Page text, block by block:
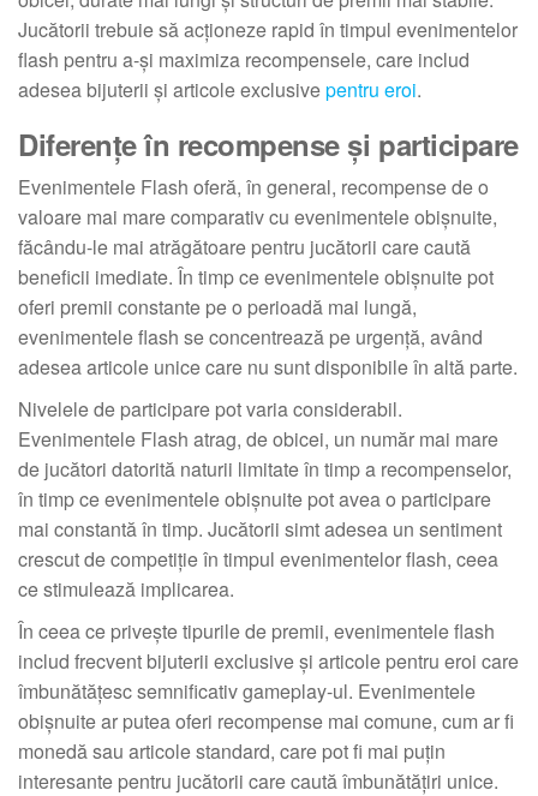
Jucătorii trebuie să acționeze rapid în timpul evenimentelor
flash pentru a-și maximiza recompensele, care includ
adesea bijuterii și articole exclusivepentru eroi.
Diferențe în recompense și participare
Evenimentele Flash oferă, în general, recompense de o
valoare mai mare comparativ cu evenimentele obișnuite,
făcându-le mai atrăgătoare pentru jucătorii care caută
beneficii imediate. În timp ce evenimentele obișnuite pot
oferi premii constante pe o perioadă mai lungă,
evenimentele flash se concentrează pe urgență, având
adesea articole unice care nu sunt disponibile în altă parte.
Nivelele de participare pot varia considerabil.
Evenimentele Flash atrag, de obicei, un număr mai mare
de jucători datorită naturii limitate în timp a recompenselor,
în timp ce evenimentele obișnuite pot avea o participare
mai constantă în timp. Jucătorii simt adesea un sentiment
crescut de competiție în timpul evenimentelor flash, ceea
ce stimulează implicarea.
În ceea ce privește tipurile de premii, evenimentele flash
includ frecvent bijuterii exclusive și articole pentru eroi care
îmbunătățesc semnificativ gameplay-ul. Evenimentele
obișnuite ar putea oferi recompense mai comune, cum ar fi
monedă sau articole standard, care pot fi mai puțin
interesante pentru jucătorii care caută îmbunătățiri unice.